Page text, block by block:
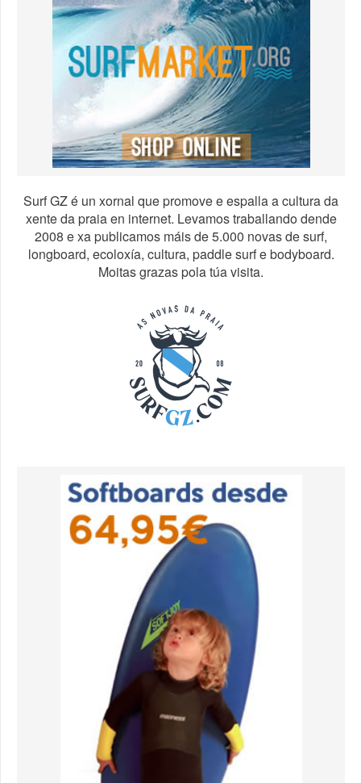
Surf GZ é un xornal que promove e espalla a cultura da
xente da praia en internet. Levamos traballando dende
2008 e xa publicamos máis de 5.000 novas de surf,
longboard, ecoloxía, cultura, paddle surf e bodyboard.
Moitas grazas pola túa visita.